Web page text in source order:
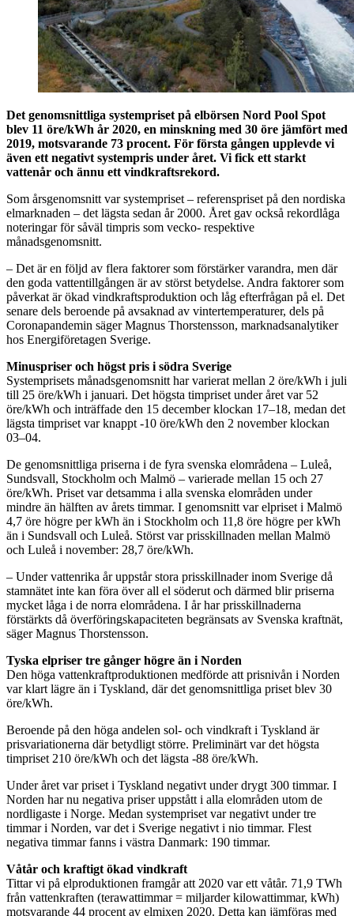
Det genomsnittliga systempriset på elbörsen Nord Pool Spot
blev 11 öre/kWh år 2020, en minskning med 30 öre jämfört med
2019, motsvarande 73 procent. För första gången upplevde vi
även ett negativt systempris under året. Vi fick ett starkt
vattenår och ännu ett vindkraftsrekord.
Som årsgenomsnitt var systempriset – referenspriset på den nordiska
elmarknaden – det lägsta sedan år 2000. Året gav också rekordlåga
noteringar för såväl timpris som vecko- respektive
månadsgenomsnitt.
– Det är en följd av flera faktorer som förstärker varandra, men där
den goda vattentillgången är av störst betydelse. Andra faktorer som
påverkat är ökad vindkraftsproduktion och låg efterfrågan på el. Det
senare dels beroende på avsaknad av vintertemperaturer, dels på
Coronapandemin säger Magnus Thorstensson, marknadsanalytiker
hos Energiföretagen Sverige.
Minuspriser och högst pris i södra Sverige
Systemprisets månadsgenomsnitt har varierat mellan 2 öre/kWh i juli
till 25 öre/kWh i januari. Det högsta timpriset under året var 52
öre/kWh och inträffade den 15 december klockan 17–18, medan det
lägsta timpriset var knappt -10 öre/kWh den 2 november klockan
03–04.
De genomsnittliga priserna i de fyra svenska elområdena – Luleå,
Sundsvall, Stockholm och Malmö – varierade mellan 15 och 27
öre/kWh. Priset var detsamma i alla svenska elområden under
mindre än hälften av årets timmar. I genomsnitt var elpriset i Malmö
4,7 öre högre per kWh än i Stockholm och 11,8 öre högre per kWh
än i Sundsvall och Luleå. Störst var prisskillnaden mellan Malmö
och Luleå i november: 28,7 öre/kWh.
– Under vattenrika år uppstår stora prisskillnader inom Sverige då
stamnätet inte kan föra över all el söderut och därmed blir priserna
mycket låga i de norra elområdena. I år har prisskillnaderna
förstärkts då överföringskapaciteten begränsats av Svenska kraftnät,
säger Magnus Thorstensson.
Tyska elpriser tre gånger högre än i Norden
Den höga vattenkraftproduktionen medförde att prisnivån i Norden
var klart lägre än i Tyskland, där det genomsnittliga priset blev 30
öre/kWh.
Beroende på den höga andelen sol- och vindkraft i Tyskland är
prisvariationerna där betydligt större. Preliminärt var det högsta
timpriset 210 öre/kWh och det lägsta -88 öre/kWh.
Under året var priset i Tyskland negativt under drygt 300 timmar. I
Norden har nu negativa priser uppstått i alla elområden utom de
nordligaste i Norge. Medan systempriset var negativt under tre
timmar i Norden, var det i Sverige negativt i nio timmar. Flest
negativa timmar fanns i västra Danmark: 190 timmar.
Våtår och kraftigt ökad vindkraft
Tittar vi på elproduktionen framgår att 2020 var ett våtår. 71,9 TWh
från vattenkraften (terawattimmar = miljarder kilowattimmar, kWh)
motsvarande 44 procent av elmixen 2020. Detta kan jämföras med